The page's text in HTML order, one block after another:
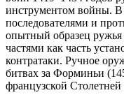
инструментом войны.
последователями и
опытный образец ружья
частями как часть
контратаки. Ручное
битвах за Форминьи
французской